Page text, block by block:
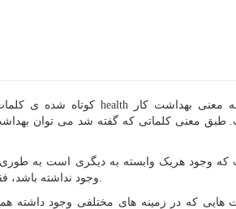
وجود هریک وابسته به دیگری است به طوری
وجود نداشته باشد، فقدان ایمنی نیز به وضوح مشاهده خواهد شد.
هایی که در زمینه های مختلفی وجود داشته